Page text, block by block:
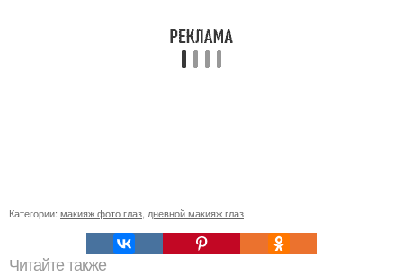
Категории: макияж фото глаз дневной макияж глаз
Читайте также